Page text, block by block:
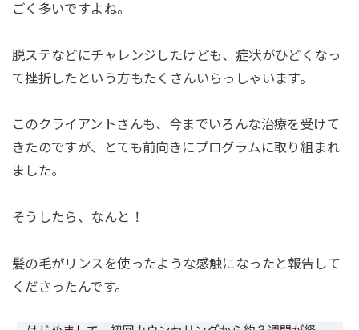
ごく多いですよね。
脱ステなどにチャレンジしたけども、症状がひどくなっ
て挫折したという方もたくさんいらっしゃいます。
このクライアントさんも、今までいろんな治療を受けて
きたのですが、とても前向きにプログラムに取り組まれ
ました。
そうしたら、なんと！
髪の毛がリンスを使ったような感触になったと報告して
くださったんです。